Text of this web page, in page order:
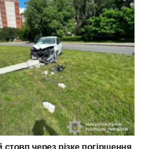
стовп через різке погіршення